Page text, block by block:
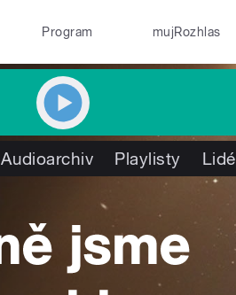
Program mujRozhlas
Audioarchiv Playlisty Lidé